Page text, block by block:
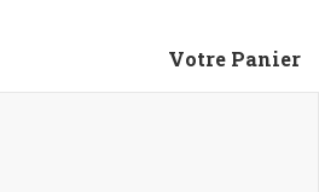
Votre Panier